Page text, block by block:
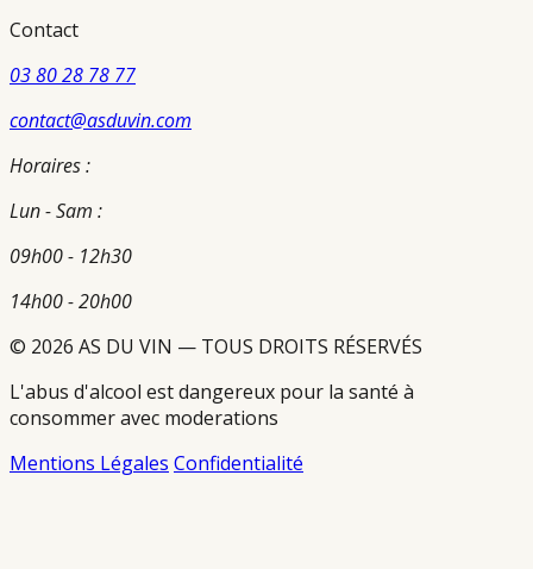
Contact
03 80 28 78 77
contact@asduvin.com
Horaires :
Lun - Sam :
09h00 - 12h30
14h00 - 20h00
© 2026 AS DU VIN — TOUS DROITS RÉSERVÉS
L'abus d'alcool est dangereux pour la santé à
consommer avec moderations
Mentions Légales Confidentialité